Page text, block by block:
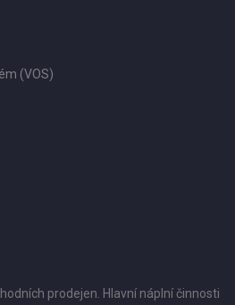
(VOS)
prodejen. Hlavní náplní činnosti